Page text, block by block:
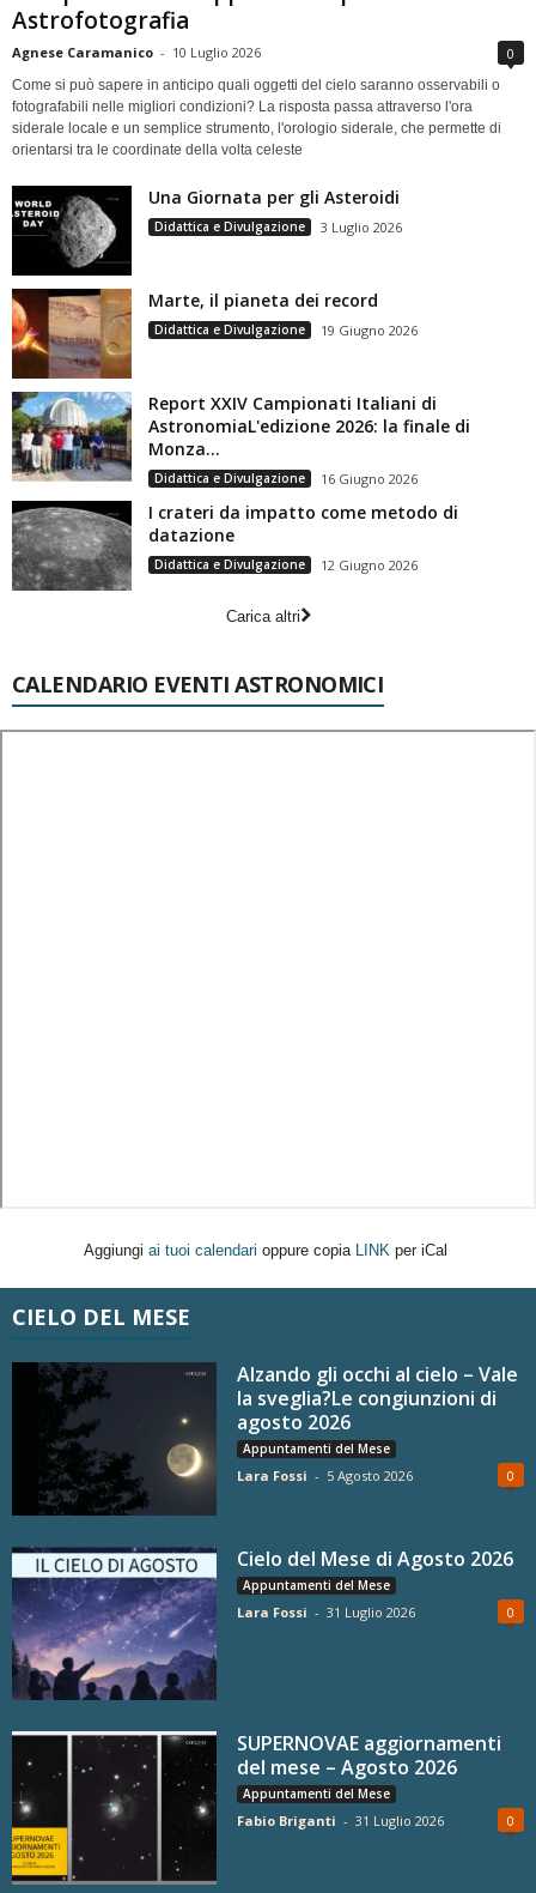
Astrofotografia
Agnese Caramanico - 10 Luglio 2026 0
Come si può sapere in anticipo quali oggetti del cielo saranno osservabili o
fotografabili nelle migliori condizioni? La risposta passa attraverso l'ora
siderale locale e un semplice strumento, l'orologio siderale, che permette di
orientarsi tra le coordinate della volta celeste
Una Giornata per gli Asteroidi
Didattica e Divulgazione 3 Luglio 2026
Marte, il pianeta dei record
Didattica e Divulgazione 19 Giugno 2026
Report XXIV Campionati Italiani di
AstronomiaL'edizione 2026: la finale di
Monza...
Didattica e Divulgazione 16 Giugno 2026
I crateri da impatto come metodo di
datazione
Didattica e Divulgazione 12 Giugno 2026
Carica altri
CALENDARIO EVENTI ASTRONOMICI
Aggiungi ai tuoi calendari oppure copia LINK per iCal
CIELO DEL MESE
Alzando gli occhi al cielo – Vale
la sveglia?Le congiunzioni di
agosto 2026
Appuntamenti del Mese
Lara Fossi - 5 Agosto 2026 0
Cielo del Mese di Agosto 2026
Appuntamenti del Mese
Lara Fossi - 31 Luglio 2026 0
SUPERNOVAE aggiornamenti
del mese – Agosto 2026
Appuntamenti del Mese
Fabio Briganti - 31 Luglio 2026 0